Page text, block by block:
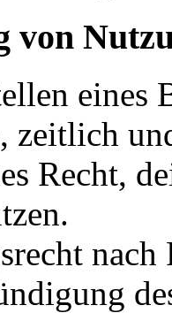
von
eines
zeitlich
Recht,